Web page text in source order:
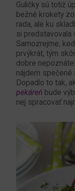
Guličky sú totiž
bežné krokety
rada, ale ku
si predstavovala
Samozrejme,
prvýkrát, tým
dobre
nájdem spečené
Dopadlo to tak,
pekáreň bude
nej spracovať